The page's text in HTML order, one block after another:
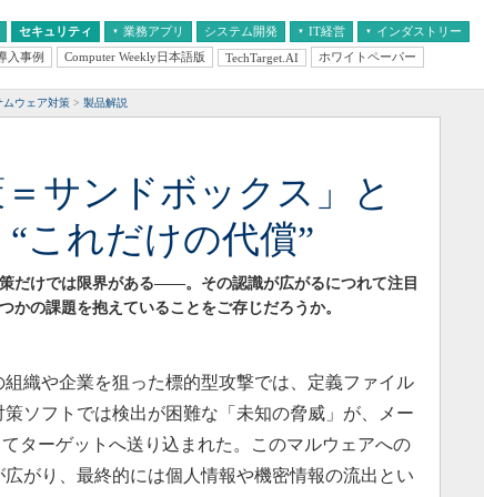
セキュリティ 業務アプリ システム開発 IT経営
経営とIT
中堅・中小企業とIT
インダストリー
医療IT
入事例 Computer Weekly日本語版 TechTarget.AI ホワイトペーパー
ムウェア対策 製品解説
＝サンドボックス」と
これだけの代償”
だけでは限界がある――。その認識が広がるにつれて注目
かの課題を抱えていることをご存じだろうか。
織や企業を狙った標的型攻撃では、定義ファイル
策ソフトでは検出が困難な「未知の脅威」が、メー
ターゲットへ送り込まれた。このマルウェアへの
がり、最終的には個人情報や機密情報の流出とい